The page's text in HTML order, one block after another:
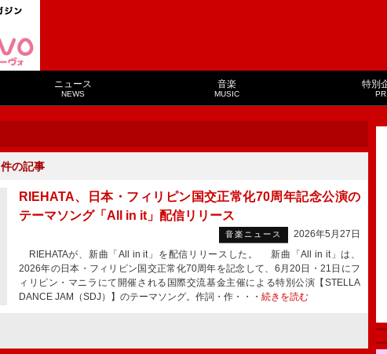
ニュース
NEWS
音楽
MUSIC
特別
PR
件の記事
RIEHATA、日本・フィリピン国交正常化70周年記念公演の
テーマソング「All in it」配信リリース
音楽ニュース
2026年5月27日
RIEHATAが、新曲「All in it」を配信リリースした。 新曲「All in it」は、
2026年の日本・フィリピン国交正常化70周年を記念して、6月20日・21日にフ
ィリピン・マニラにて開催される国際交流基金主催による特別公演【STELLA
DANCE JAM（SDJ）】のテーマソング。作詞・作・・・ 続きを読む